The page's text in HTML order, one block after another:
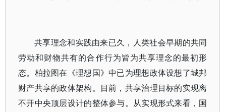
共享理念和实践由来已久，人类社会早期的共同
劳动和财物共有的合作行为皆为共享理念的最初形
态。柏拉图在《理想国》中已为理想政体设想了城邦
财产共享的政体架构。目前，共享治理目标的实现离
不开中央顶层设计的整体参与。从实现形式来看，国